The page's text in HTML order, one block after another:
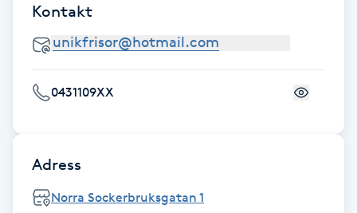
Fransk manikyr
Fransrengöring
Frekvensterapi
Friskvård
Kontakt
0431109XX
Adress
Norra Sockerbruksgatan 1